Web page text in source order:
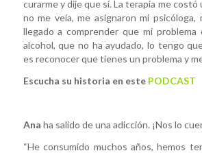
curarme y dije que sí. La terapia me costó
no me veía, me asignaron mi psicóloga,
llegado a comprender que mi
alcohol, que no ha ayudado, lo tengo
es reconocer que tienes un problema y
Escucha su historia en este PODCAST
Ana ha salido de una adicción. ¡Nos lo
“He consumido muchos años, hemos